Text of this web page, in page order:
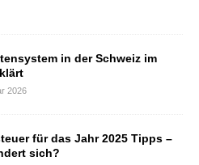
in der Schweiz im
2026
für das Jahr 2025 Tipps –
sich?